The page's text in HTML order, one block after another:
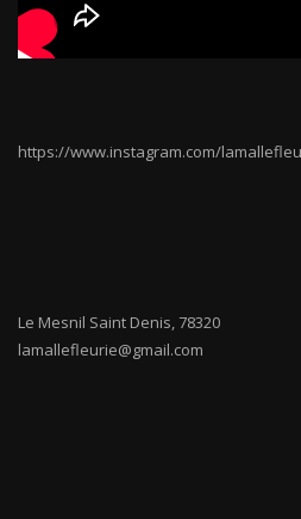
https://www.instagram.com/
Le Mesnil Saint Denis,78320
lamallefleurie@gmail.com